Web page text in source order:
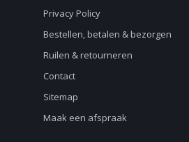
Privacy Policy
Bestellen, betalen & bezorgen
Ruilen & retourneren
Contact
Sitemap
Maak een afspraak